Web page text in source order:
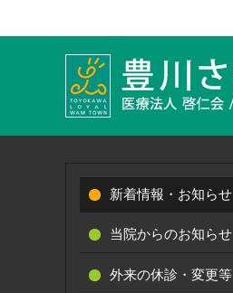
新着情報・お知らせ
当院からのお知らせ
外来の休診・変更等